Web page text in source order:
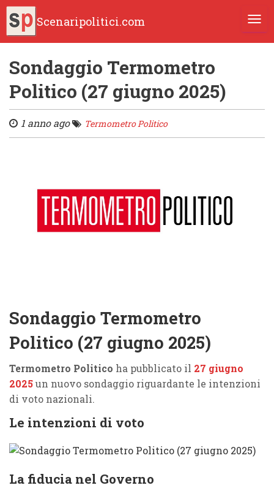
Scenaripolitici.com
Sondaggio Termometro
Politico (27 giugno 2025)
1 anno ago Termometro Politico
Sondaggio Termometro
Politico (27 giugno 2025)
Termometro Politico ha pubblicato il 27 giugno
2025un nuovo sondaggio riguardante le intenzioni
di voto nazionali.
Le intenzioni di voto
La fiducia nel Governo